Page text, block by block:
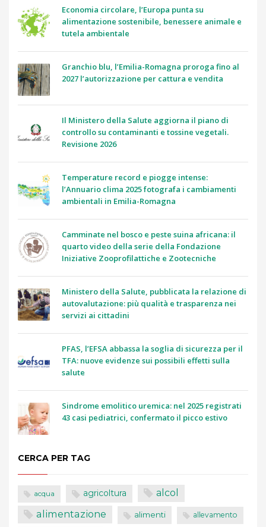
Economia circolare, l’Europa punta su
alimentazione sostenibile, benessere animale e
tutela ambientale
Granchio blu, l’Emilia-Romagna proroga fino al
2027 l’autorizzazione per cattura e vendita
Il Ministero della Salute aggiorna il piano di
controllo su contaminanti e tossine vegetali.
Revisione 2026
Temperature record e piogge intense:
l’Annuario clima 2025 fotografa i cambiamenti
ambientali in Emilia-Romagna
Camminate nel bosco e peste suina africana: il
quarto video della serie della Fondazione
Iniziative Zooprofilattiche e Zootecniche
Ministero della Salute, pubblicata la relazione di
autovalutazione: più qualità e trasparenza nei
servizi ai cittadini
PFAS, l’EFSA abbassa la soglia di sicurezza per il
TFA: nuove evidenze sui possibili effetti sulla
salute
Sindrome emolitico uremica: nel 2025 registrati
43 casi pediatrici, confermato il picco estivo
CERCA PER TAG
acqua agricoltura alcol
alimentazione alimenti allevamento